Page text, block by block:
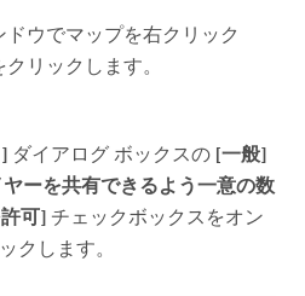
ウでマップを右クリック
リックします。
ダイアログ ボックスの [一般]
ーを共有できるよう一意の数
可]チェックボックスをオン
クします。